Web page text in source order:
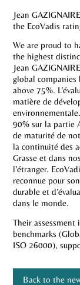
Jean
the EcoVadis
We are proud to
the highest
Jean
global companies
above 75%.
matière de
90% sur la partie
de maturité de
la continuité des
Grasse et dans
l’étranger.
reconnue pour
durable et
dans le monde.
Their
benchmarks
ISO 26000),
Back to the